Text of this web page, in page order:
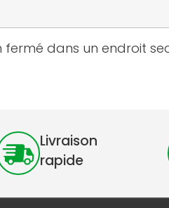
fermé dans un endroit
Livraison
rapide